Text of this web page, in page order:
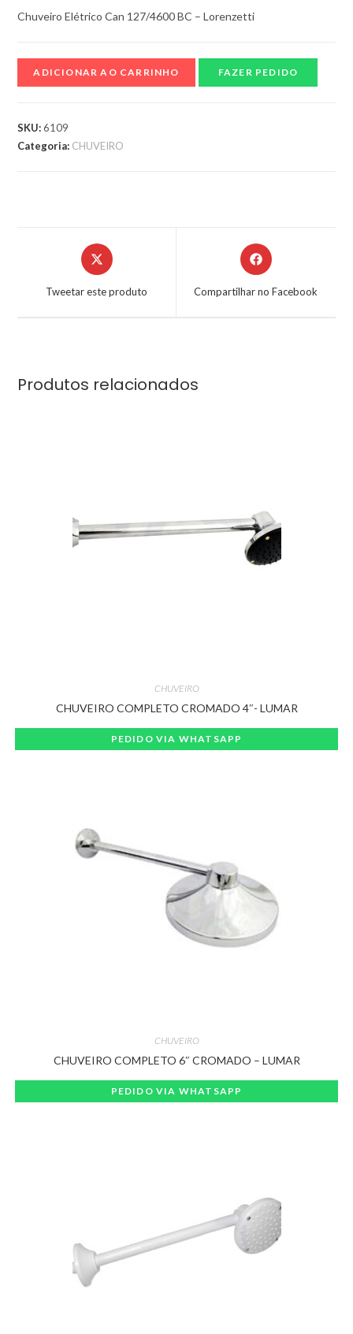
Chuveiro Elétrico Can 127/4600 BC – Lorenzetti
ADICIONAR AO CARRINHO FAZER PEDIDO
SKU:6109
Categoria: CHUVEIRO
Tweetar este produto Compartilhar no Facebook
Produtos relacionados
CHUVEIRO
CHUVEIRO COMPLETO CROMADO 4″- LUMAR
PEDIDO VIA WHATSAPP
CHUVEIRO
CHUVEIRO COMPLETO 6″ CROMADO – LUMAR
PEDIDO VIA WHATSAPP